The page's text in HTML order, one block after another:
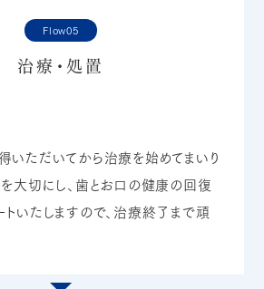
Flow05
治療・処置
いただいてから治療を始めてまいり
大切にし、歯とお口の健康の回復
いたしますので、治療終了まで頑